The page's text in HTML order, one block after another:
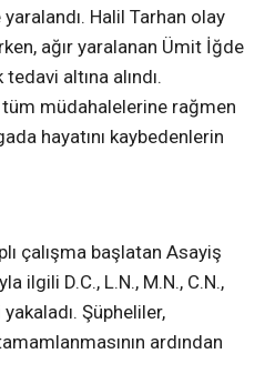
Halil Tarhan olay
ağır yaralanan Ümit İğde
altına alındı.
müdahalelerine rağmen
hayatını kaybedenlerin
çalışma başlatan Asayiş
ilgili D.C., L.N., M.N., C.N.,
Şüpheliler,
ardından